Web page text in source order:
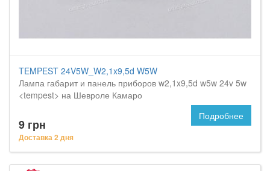
TEMPEST 24V5W_W2,1x9,5d W5W
Лампа габарит и панель приборов w2,1x9,5d w5w 24v 5w
<tempest> на Шевроле Камаро
9 грн
Доставка 2 дня
Подробнее